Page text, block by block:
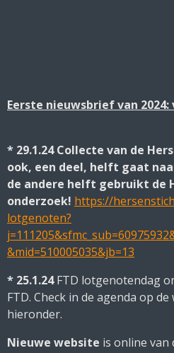
Eerste nieuwsbrief van
* 29.1.24 Collecte van de
ook, een deel, helft gaat
de andere helft gebruikt de
onderzoek! https://
lotgenoten?
&mid=510005035&jb=13
* 25.1.24FTD lotgenotendag
FTD. Check in de agenda op
hieronder.
Nieuwe website is online van